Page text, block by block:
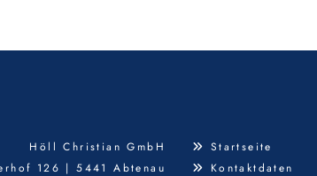
Höll Christian GmbH
126 | 5441 Abtenau
 Startseite
 Kontaktdaten